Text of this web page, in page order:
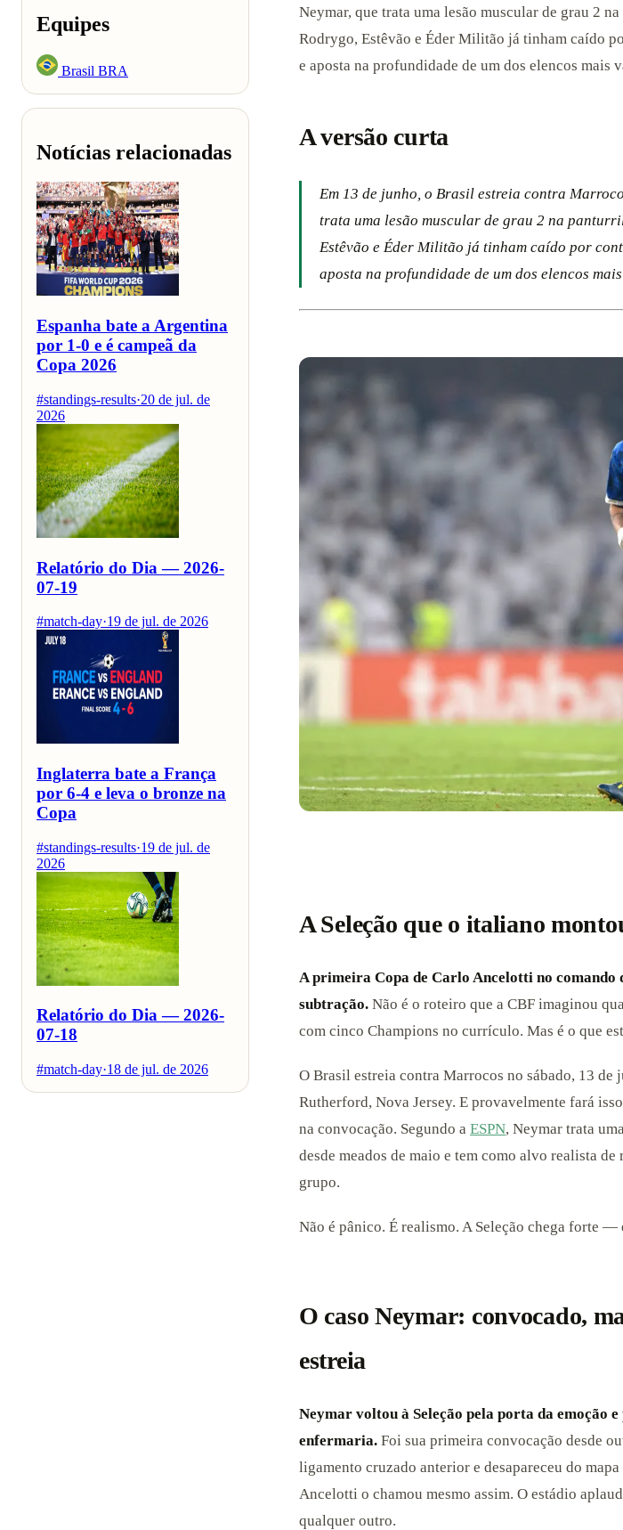
Equipes
Brasil BRA
Notícias relacionadas
Espanha bate a Argentina
por 1-0 e é campeã da
Copa 2026
#standings-results·20 de jul. de
2026
Relatório do Dia — 2026-
07-19
#match-day·19 de jul. de 2026
Inglaterra bate a França
por 6-4 e leva o bronze na
Copa
#standings-results·19 de jul. de
2026
Relatório do Dia — 2026-
07-18
#match-day·18 de jul. de 2026
Neymar, que trata uma lesão muscular de grau 2
Rodrygo, Estêvão e Éder Militão já tinham caído
e aposta na profundidade de um dos elencos mais
A versão curta
Em 13 de junho, o Brasil estreia contra
trata uma lesão muscular de grau 2 na
Estêvão e Éder Militão já tinham caído por
aposta na profundidade de um dos elencos
A Seleção que o italiano
A primeira Copa de Carlo Ancelotti no comando
subtração. Não é o roteiro que a CBF imaginou
com cinco Champions no currículo. Mas é o que
O Brasil estreia contra Marrocos no sábado, 13 de
Rutherford, Nova Jersey. E provavelmente fará
na convocação. Segundo a ESPN, Neymar trata
desde meados de maio e tem como alvo realista
grupo.
Não é pânico. É realismo. A Seleção chega forte —
O caso Neymar: convocado,
estreia
Neymar voltou à Seleção pela porta da emoção
enfermaria. Foi sua primeira convocação desde
ligamento cruzado anterior e desapareceu do
Ancelotti o chamou mesmo assim. O estádio
qualquer outro.